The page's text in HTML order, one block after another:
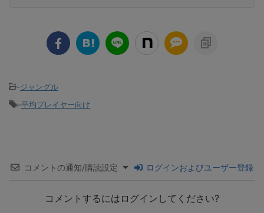
-ジャングル
-平均プレイヤー向け
コメントの通知/購読設定 ログインおよびユーザー登録
コメントするにはログインしてください?